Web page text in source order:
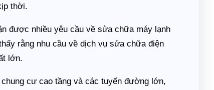
thời.
được nhiều yêu cầu về sửa chữa máy lạnh
rằng nhu cầu về dịch vụ sửa chữa điện
lớn.
cư cao tầng và các tuyến đường lớn,